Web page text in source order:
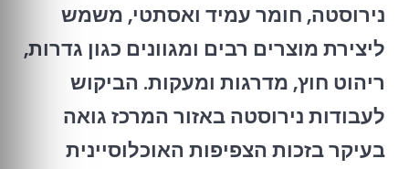
נירוסטה, חומר עמיד ואסתטי, משמש
ליצירת מוצרים רבים ומגוונים כגון גדרות,
ריהוט חוץ, מדרגות ומעקות. הביקוש
לעבודות נירוסטה באזור המרכז גואה
בעיקר בזכות הצפיפות האוכלוסיינית